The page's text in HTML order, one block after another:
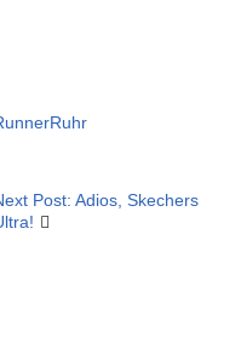
Post: Adios, Skechers